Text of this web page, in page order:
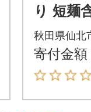
り 短麺
ん
kd-
秋田県仙北
寄付金額